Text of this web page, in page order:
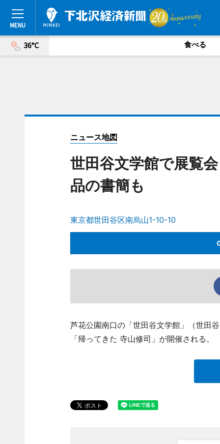
36°C 食べる
ニュース地図
世田谷文学館で展覧
品の書簡も
東京都世田谷区南烏山1-10-10
芦花公園南口の「世田谷文学館」（世田
「帰ってきた 寺山修司」が開催される。